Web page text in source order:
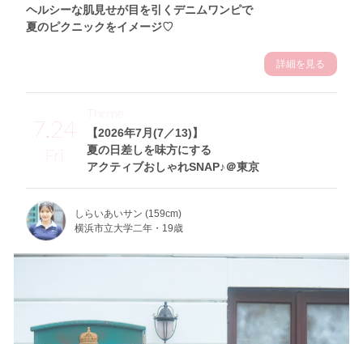
ヘルシーな肌見せが目を引くデニムワンピで
夏のピクニックをイメージ♡
詳細を見る
7.24
Fri
【2026年7月(7／13)】
夏の日差しを味方にする
アクティブおしゃれSNAP♪＠東京
Theme
しらいあいサン (159cm)
横浜市立大学二年・19歳